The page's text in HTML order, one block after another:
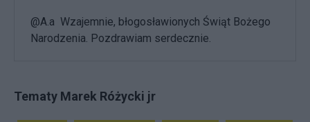
@A.a Wzajemnie, błogosławionych Świąt Bożego
Narodzenia. Pozdrawiam serdecznie.
Tematy Marek Różycki jr